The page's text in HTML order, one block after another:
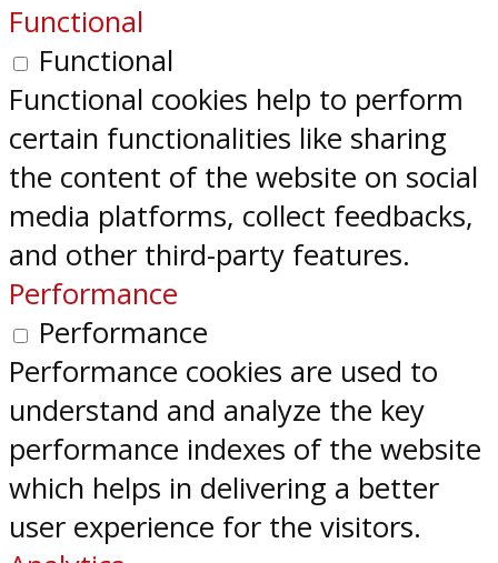
Functional
Functional
Functional cookies help to perform
certain functionalities like sharing
the content of the website on social
media platforms, collect feedbacks,
and other third-party features.
Performance
Performance
Performance cookies are used to
understand and analyze the key
performance indexes of the website
which helps in delivering a better
user experience for the visitors.